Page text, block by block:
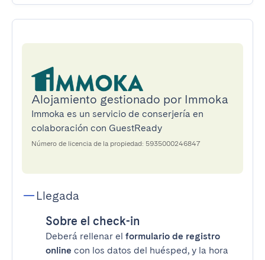
Alojamiento gestionado por Immoka
Immoka es un servicio de conserjería en
colaboración con GuestReady
Número de licencia de la propiedad: 5935000246847
Llegada
Sobre el check-in
Deberá rellenar el formulario de registro
online con los datos del huésped, y la hora